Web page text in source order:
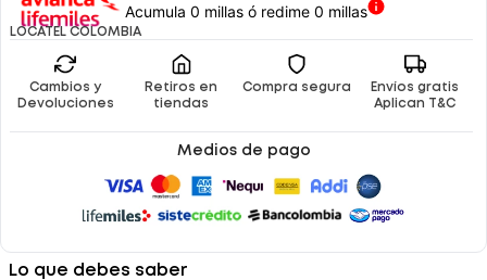
Acumula 0 millas ó redime 0 millas
LOCATEL COLOMBIA
Cambios y
Devoluciones
Retiros en
tiendas
Compra segura
Envíos gratis
Aplican T&C
Medios de pago
Lo que debes saber